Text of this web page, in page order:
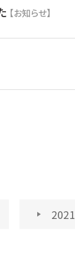
【お知らせ】
2021